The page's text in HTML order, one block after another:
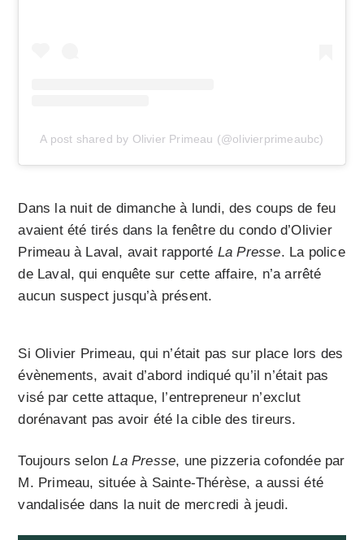
A post shared by Olivier Primeau (@olivierprimeaubc)
Dans la nuit de dimanche à lundi, des coups de feu
avaient été tirés dans la fenêtre du condo d’Olivier
Primeau à Laval, avait rapporté La Presse. La police
de Laval, qui enquête sur cette affaire, n’a arrêté
aucun suspect jusqu’à présent.
Si Olivier Primeau, qui n’était pas sur place lors des
évènements, avait d’abord indiqué qu’il n’était pas
visé par cette attaque, l’entrepreneur n’exclut
dorénavant pas avoir été la cible des tireurs.
Toujours selonLa Presse, une pizzeria cofondée par
M. Primeau, située à Sainte-Thérèse, a aussi été
vandalisée dans la nuit de mercredi à jeudi.